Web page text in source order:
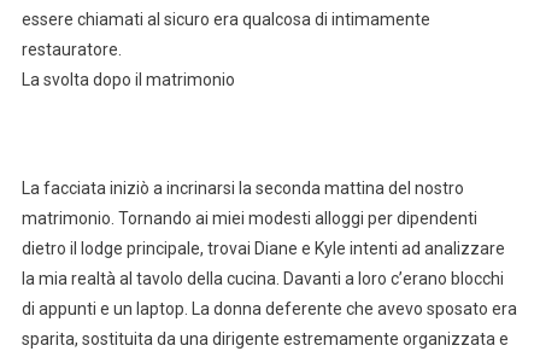
essere chiamati al sicuro era qualcosa di intimamente
restauratore.
La svolta dopo il matrimonio
La facciata iniziò a incrinarsi la seconda mattina del nostro
matrimonio. Tornando ai miei modesti alloggi per dipendenti
dietro il lodge principale, trovai Diane e Kyle intenti ad analizzare
la mia realtà al tavolo della cucina. Davanti a loro c’erano blocchi
di appunti e un laptop. La donna deferente che avevo sposato era
sparita, sostituita da una dirigente estremamente organizzata e